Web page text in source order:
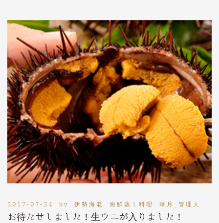
2017-07-24 by 伊勢海老 海鮮蒸し料理 華月_管理人
お待たせしました！生ウニが入りました！